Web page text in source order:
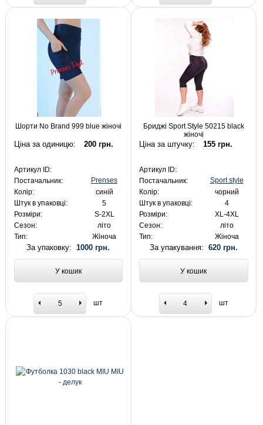
Шорти No Brand 999 blue жіночі
Ціна за одиницю: 200 грн.
Артикул ID:
Постачальник:
Prenses
Колір:
синій
Штук в упаковці:
5
Розміри:
S-2XL
Сезон:
літо
Тип:
Жіноча
За упаковку:1000 грн.
У кошик
шт
Бриджі Sport Style 50215 black
жіночі
Ціна за штучку: 155 грн.
Артикул ID:
Постачальник:
Sport style
Колір:
чорний
Штук в упаковці:
4
Розміри:
XL-4XL
Сезон:
літо
Тип:
Жіноча
За упакування: 620 грн.
У кошик
шт